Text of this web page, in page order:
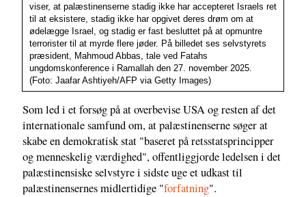
viser, at palæstinenserne stadig ikke har accepteret Israels ret
til at eksistere, stadig ikke har opgivet deres drøm om at
ødelægge Israel, og stadig er fast besluttet på at opmuntre
terrorister til at myrde flere jøder. På billedet ses selvstyrets
præsident, Mahmoud Abbas, tale ved Fatahs
ungdomskonference i Ramallah den 27. november 2025.
(Foto: Jaafar Ashtiyeh/AFP via Getty Images)
Som led i et forsøg på at overbevise USA og resten af det
internationale samfund om, at palæstinenserne søger at
skabe en demokratisk stat "baseret på retsstatsprincipper
og menneskelig værdighed", offentliggjorde ledelsen i det
palæstinensiske selvstyre i sidste uge et udkast til
palæstinensernes midlertidige "forfatning".